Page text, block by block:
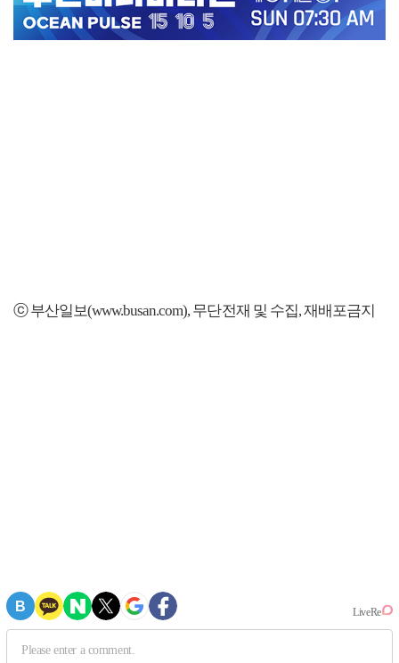
ⓒ 부산일보(www.busan.com), 무단전재 및 수집, 재배포금지